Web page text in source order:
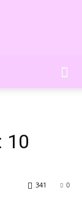
10
0
341